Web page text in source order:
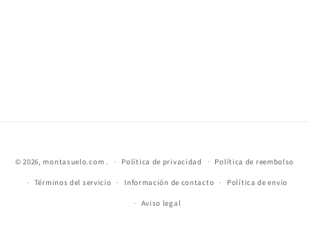
© 2026, montasuelo.com Política de privacidad Política de reembolso
Términos del servicio Información de contacto Política de envío
Aviso legal